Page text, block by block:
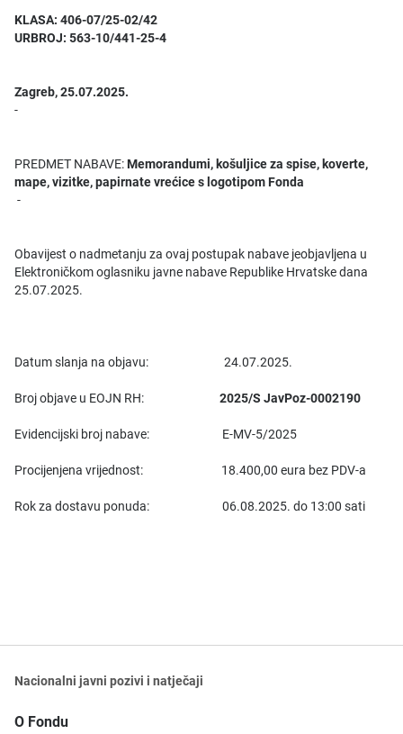
KLASA: 406-07/25-02/42
URBROJ: 563-10/441-25-4
Zagreb, 25.07.2025.
-
PREDMET NABAVE:Memorandumi, košuljice za spise, koverte,
mape, vizitke, papirnate vrećice s logotipom Fonda
-
Obavijest o nadmetanju za ovaj postupak nabave jeobjavljena u
Elektroničkom oglasniku javne nabave Republike Hrvatske dana
25.07.2025.
Datum slanja na objavu: 24.07.2025.
Broj objave u EOJN RH: 2025/S JavPoz-0002190
Evidencijski broj nabave: E-MV-5/2025
Procijenjena vrijednost: 18.400,00 eura bez PDV-a
Rok za dostavu ponuda: 06.08.2025. do 13:00 sati
Nacionalni javni pozivi i natječaji
O Fondu